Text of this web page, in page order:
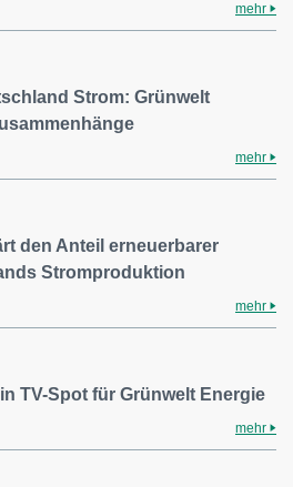
mehr
Strom: Grünwelt
mehr
den Anteil erneuerbarer
Stromproduktion
mehr
TV-Spot für Grünwelt Energie
mehr